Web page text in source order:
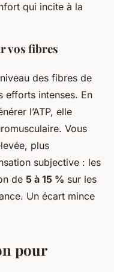
qui incite à la
vos fibres
des fibres de
efforts intenses. En
l’ATP, elle
Vous
plus
subjective : les
de 5 à 15 % sur les
Un écart mince
pour